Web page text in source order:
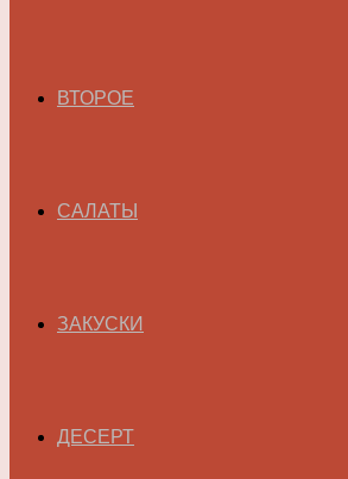
ВТОРОЕ
САЛАТЫ
ЗАКУСКИ
ДЕСЕРТ